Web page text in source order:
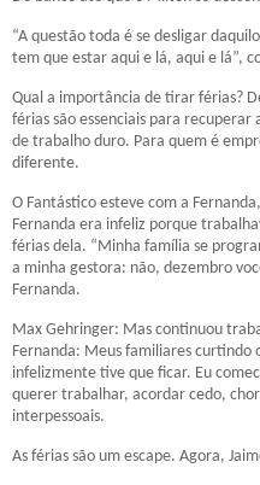
“A questão toda é se desligar
tem que estar aqui e lá, aqui e lá”,
Qual a importância de tirar férias?
férias são essenciais para recuperar
de trabalho duro. Para quem é
diferente.
O Fantástico esteve com a
Fernanda era infeliz porque
férias dela. “Minha família se
a minha gestora: não, dezembro
Fernanda.
Max Gehringer: Mas continuou
Fernanda: Meus familiares curtindo
infelizmente tive que ficar. Eu
querer trabalhar, acordar cedo,
interpessoais.
As férias são um escape. Agora,